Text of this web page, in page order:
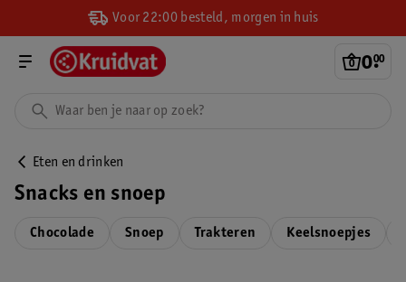
Voor 22:00 besteld, morgen in huis
0.
00
Eten en drinken
Snacks en snoep
Chocolade Snoep Trakteren Keelsnoepjes